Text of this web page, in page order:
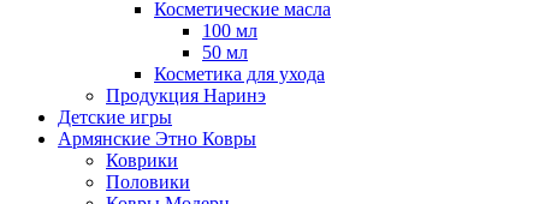
Косметические масла
100 мл
50 мл
Косметика для ухода
Продукция Наринэ
Детские игры
Армянские Этно Ковры
Коврики
Половики